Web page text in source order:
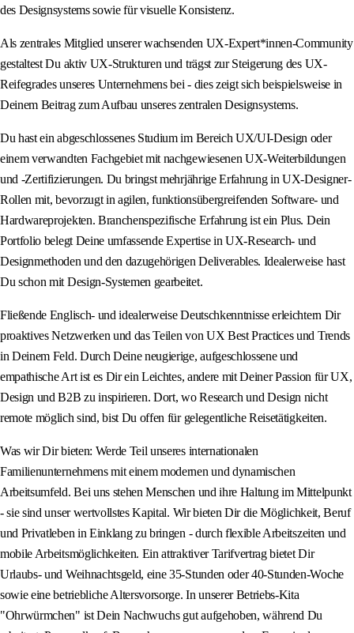
des Designsystems sowie für visuelle Konsistenz.
Als zentrales Mitglied unserer wachsenden UX-Expert*innen-Community
gestaltest Du aktiv UX-Strukturen und trägst zur Steigerung des UX-
Reifegrades unseres Unternehmens bei - dies zeigt sich beispielsweise in
Deinem Beitrag zum Aufbau unseres zentralen Designsystems.
Du hast ein abgeschlossenes Studium im Bereich UX/UI-Design oder
einem verwandten Fachgebiet mit nachgewiesenen UX-Weiterbildungen
und -Zertifizierungen. Du bringst mehrjährige Erfahrung in UX-Designer-
Rollen mit, bevorzugt in agilen, funktionsübergreifenden Software- und
Hardwareprojekten. Branchenspezifische Erfahrung ist ein Plus. Dein
Portfolio belegt Deine umfassende Expertise in UX-Research- und
Designmethoden und den dazugehörigen Deliverables. Idealerweise hast
Du schon mit Design-Systemen gearbeitet.
Fließende Englisch- und idealerweise Deutschkenntnisse erleichtern Dir
proaktives Netzwerken und das Teilen von UX Best Practices und Trends
in Deinem Feld. Durch Deine neugierige, aufgeschlossene und
empathische Art ist es Dir ein Leichtes, andere mit Deiner Passion für UX,
Design und B2B zu inspirieren. Dort, wo Research und Design nicht
remote möglich sind, bist Du offen für gelegentliche Reisetätigkeiten.
Was wir Dir bieten: Werde Teil unseres internationalen
Familienunternehmens mit einem modernen und dynamischen
Arbeitsumfeld. Bei uns stehen Menschen und ihre Haltung im Mittelpunkt
- sie sind unser wertvollstes Kapital. Wir bieten Dir die Möglichkeit, Beruf
und Privatleben in Einklang zu bringen - durch flexible Arbeitszeiten und
mobile Arbeitsmöglichkeiten. Ein attraktiver Tarifvertrag bietet Dir
Urlaubs- und Weihnachtsgeld, eine 35-Stunden oder 40-Stunden-Woche
sowie eine betriebliche Altersvorsorge. In unserer Betriebs-Kita
"Ohrwürmchen" ist Dein Nachwuchs gut aufgehoben, während Du